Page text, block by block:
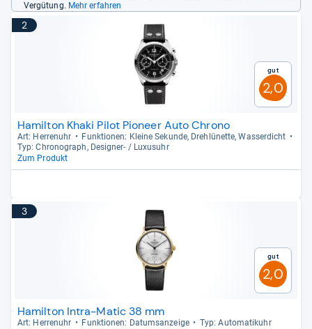
Vergütung. Mehr erfahren
2
Gut
2,0
Hamilton Khaki Pilot Pioneer Auto Chrono
Art: Her­ren­uhr
Funk­tio­nen: Kleine Sekunde, Drehlü­nette, Was­ser­dicht
Typ: Chro­no­graph, Desi­gner-​ / Luxu­suhr
Zum Produkt
3
Gut
2,0
Hamilton Intra-Matic 38 mm
Art: Her­ren­uhr Funk­tio­nen: Datums­an­zeige
Typ: Auto­ma­ti­k­uhr